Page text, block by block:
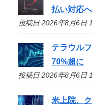
払い対応へ
投稿日 2026年8月6日
テラウル
70%超に
投稿日 2026年8月6日
米上院、